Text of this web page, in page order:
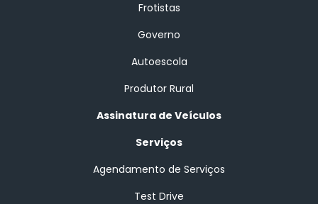
Frotistas
Governo
Autoescola
Produtor Rural
Assinatura de Veículos
Serviços
Agendamento de Serviços
Test Drive